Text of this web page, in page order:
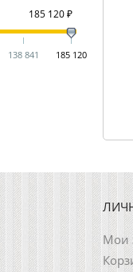
138 841 185 120
185 120 ₽
Мои